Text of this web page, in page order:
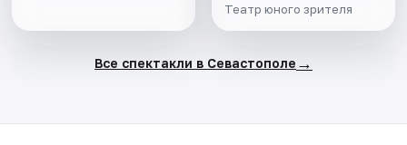
Театр юного зрителя
Все спектакли в Севастополе →